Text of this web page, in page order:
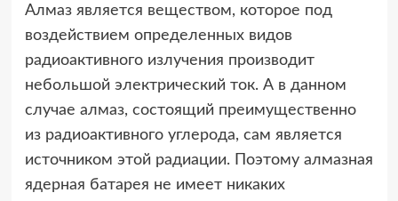
Алмаз является веществом, которое под
воздействием определенных видов
радиоактивного излучения производит
небольшой электрический ток. А в данном
случае алмаз, состоящий преимущественно
из радиоактивного углерода, сам является
источником этой радиации. Поэтому алмазная
ядерная батарея не имеет никаких